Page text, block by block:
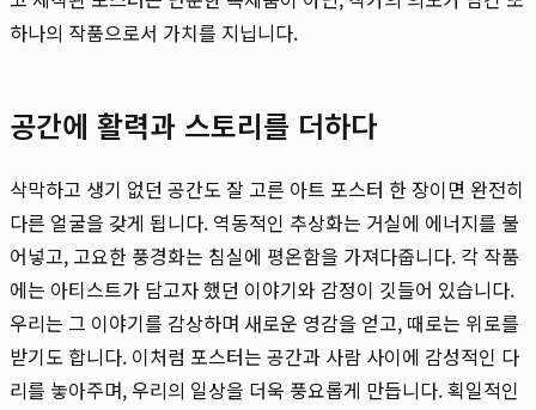
하나의 작품으로서 가치를 지닙니다.
공간에 활력과 스토리를 더하다
삭막하고 생기 없던 공간도 잘 고른 아트 포스터 한 장이면 완전히
다른 얼굴을 갖게 됩니다. 역동적인 추상화는 거실에 에너지를 불
어넣고, 고요한 풍경화는 침실에 평온함을 가져다줍니다. 각 작품
에는 아티스트가 담고자 했던 이야기와 감정이 깃들어 있습니다.
우리는 그 이야기를 감상하며 새로운 영감을 얻고, 때로는 위로를
받기도 합니다. 이처럼 포스터는 공간과 사람 사이에 감성적인 다
리를 놓아주며, 우리의 일상을 더욱 풍요롭게 만듭니다. 획일적인